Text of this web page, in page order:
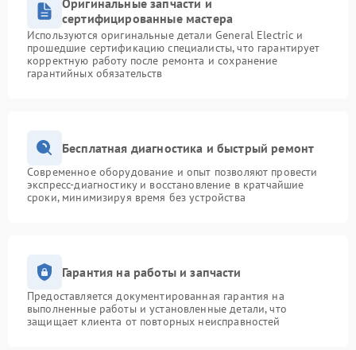
Оригинальные запчасти и
сертифицированные мастера
Используются оригинальные детали General Electric и
прошедшие сертификацию специалисты, что гарантирует
корректную работу после ремонта и сохранение
гарантийных обязательств
Бесплатная диагностика и быстрый ремонт
Современное оборудование и опыт позволяют провести
экспресс-диагностику и восстановление в кратчайшие
сроки, минимизируя время без устройства
Гарантия на работы и запчасти
Предоставляется документированная гарантия на
выполненные работы и установленные детали, что
защищает клиента от повторных неисправностей